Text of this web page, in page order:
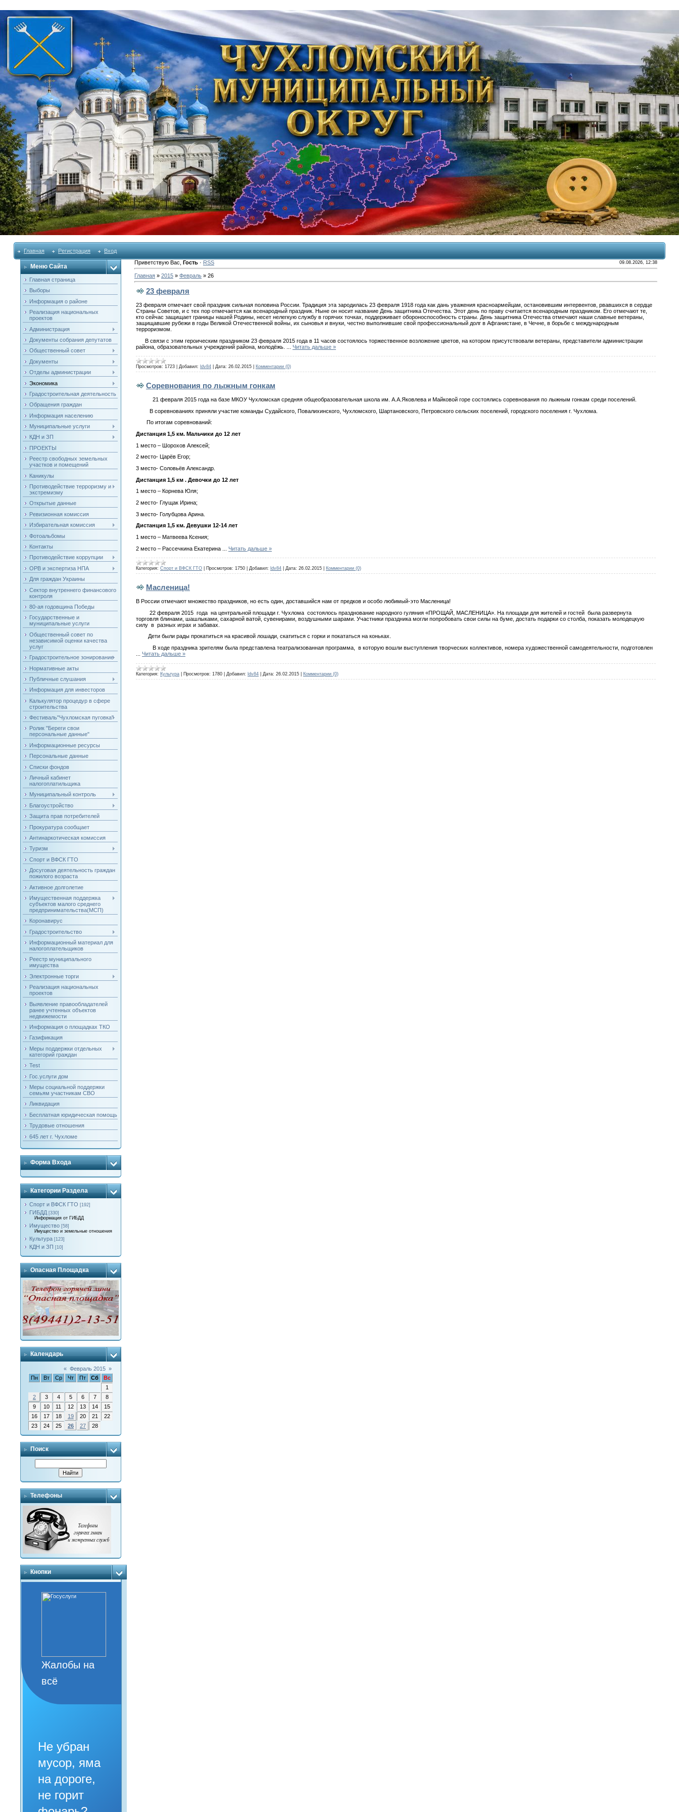
Главная Регистрация Вход
Меню Сайта
Главная страница
Выборы
Информация о районе
Реализация национальных
проектов
Администрация
Документы собрания депутатов
Общественный совет
Документы
Отделы администрации
Экономика
Градостроительная деятельность
Обращения граждан
Информация населению
Муниципальные услуги
КДН и ЗП
ПРОЕКТЫ
Реестр свободных земельных
участков и помещений
Каникулы
Противодействие терроризму и
экстремизму
Открытые данные
Ревизионная комиссия
Избирательная комиссия
Фотоальбомы
Контакты
Противодействие коррупции
ОРВ и экспертиза НПА
Для граждан Украины
Сектор внутреннего финансового
контроля
80-ая годовщина Победы
Государственные и
муниципальные услуги
Общественный совет по
независимой оценки качества
услуг
Градостроительное зонирование
Нормативные акты
Публичные слушания
Информация для инвесторов
Калькулятор процедур в сфере
строительства
Фестиваль"Чухломская пуговка"
Ролик "Береги свои
персональные данные"
Информационные ресурсы
Персональные данные
Списки фондов
Личный кабинет
налогоплатильщика
Муниципальный контроль
Благоустройство
Защита прав потребителей
Прокуратура сообщает
Антинаркотическая комиссия
Туризм
Спорт и ВФСК ГТО
Досуговая деятельность граждан
пожилого возраста
Активное долголетие
Имущественная поддержка
субъектов малого среднего
предпринимательства(МСП)
Коронавирус
Градостроительство
Информационный материал для
налогоплательщиков
Реестр муниципального
имущества
Электронные торги
Реализация национальных
проектов
Выявление правообладателей
ранее учтенных объектов
недвижемости
Информация о площадках ТКО
Газификация
Меры поддержки отдельных
категорий граждан
Test
Гос.услуги дом
Меры социальной поддержки
семьям участникам СВО
Ликвидация
Бесплатная юридическая помощь
Трудовые отношения
645 лет г. Чухломе
Форма Входа
Категории Раздела
Спорт и ВФСК ГТО [192]
ГИБДД [330]
Информация от ГИБДД
Имущество [58]
Имущество и земельные отношения
Культура [123]
КДН и ЗП [10]
Опасная Площадка
Календарь
« Февраль 2015 »
Пн
Вт Ср Чт Пт Сб
Вс
1
2
3 4 5 6 7
8
9
10 11 12 13 14
15
16
17 18 19 20 21
22
23
24 25 26 27 28
Поиск
Телефоны
Кнопки
Жалобы на
всё
Не убран
мусор, яма
на дороге,
не горит
Приветствую Вас Гость· RSS 09.08.2026, 12:38
Главная» 2015 » Февраль » 26
23 февраля
23 февраля отмечает свой праздник сильная половина России. Традиция эта зародилась 23 февраля 1918 года как дань уважения красноармейцам, остановившим интервентов, рвавшихся в сердце
Страны Советов, и с тех пор отмечается как всенародный праздник. Ныне он носит название День защитника Отечества. Этот день по праву считается всенародным праздником. Его отмечают те,
кто сейчас защищает границы нашей Родины, несет нелегкую службу в горячих точках, поддерживает обороноспособность страны. День защитника Отечества отмечают наши славные ветераны,
защищавшие рубежи в годы Великой Отечественной войны, их сыновья и внуки, честно выполнившие свой профессиональный долг в Афганистане, в Чечне, в борьбе с международным
терроризмом.
В связи с этим героическим праздником 23 февраля 2015 года в 11 часов состоялось торжественное возложение цветов, на котором присутствовали ветераны, представители администрации
района, образовательных учреждений района, молодёжь.
Читать дальше »
Просмотров: 1723 Добавил: ldv84 Дата: 26.02.2015 Комментарии (0)
Cоревнования по лыжным гонкам
21 февраля 2015 года на базе МКОУ Чухломская средняя общеобразовательная школа им. А.А.Яковлева и Майковой горе состоялись соревнования по лыжным гонкам среди поселений.
В соревнованиях приняли участие команды Судайского, Повалихинского, Чухломского, Шартановского, Петровского сельских поселений, городского поселения г. Чухлома.
По итогам соревнований:
Дистанция 1,5 км. Мальчики до 12 лет
1 место – Шорохов Алексей;
2 место- Царёв Егор;
3 место- Соловьёв Александр.
Дистанция 1,5 км . Девочки до 12 лет
1 место – Корнева Юля;
2 место- Глущак Ирина;
3 место- Голубцова Арина.
Дистанция 1,5 км. Девушки 12-14 лет
1 место – Матвеева Ксения;
2 место – Рассечкина Екатерина
Читать дальше »
Категория: Спорт и ВФСК ГТО Просмотров: 1750 Добавил: ldv84 Дата: 26.02.2015 Комментарии (0)
Масленица!
В России отмечают множество праздников, но есть один, доставшийся нам от предков и особо любимый-это Масленица!
22 февраля 2015 года на центральной площади г. Чухлома состоялось празднование народного гуляния «ПРОЩАЙ, МАСЛЕНИЦА». На площади для жителей и гостей была развернута
торговля блинами, шашлыками, сахарной ватой, сувенирами, воздушными шарами. Участники праздника могли попробовать свои силы на буме, достать подарки со столба, показать молодецкую
силу в разных играх и забавах.
Дети были рады прокатиться на красивой лошади, скатиться с горки и покататься на коньках.
В ходе праздника зрителям была представлена театрализованная программа, в которую вошли выступления творческих коллективов, номера художественной самодеятельности, подготовлен
Читать дальше »
Категория: Культура Просмотров: 1780 Добавил: ldv84 Дата: 26.02.2015 Комментарии (0)